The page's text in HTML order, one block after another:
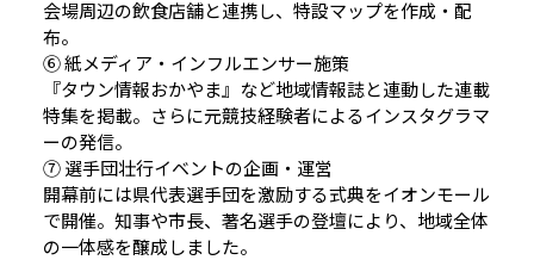
会場周辺の飲食店舗と連携し、特設マップを作成・配
布。
⑥ 紙メディア・インフルエンサー施策
『タウン情報おかやま』など地域情報誌と連動した連載
特集を掲載。さらに元競技経験者によるインスタグラマ
ーの発信。
⑦ 選手団壮行イベントの企画・運営
開幕前には県代表選手団を激励する式典をイオンモール
で開催。知事や市長、著名選手の登壇により、地域全体
の一体感を醸成しました。